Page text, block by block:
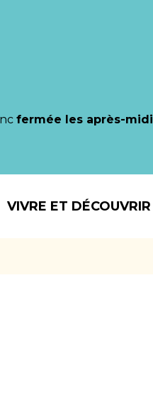
fermée les après-midi
VIVRE ET DÉCOUVRIR